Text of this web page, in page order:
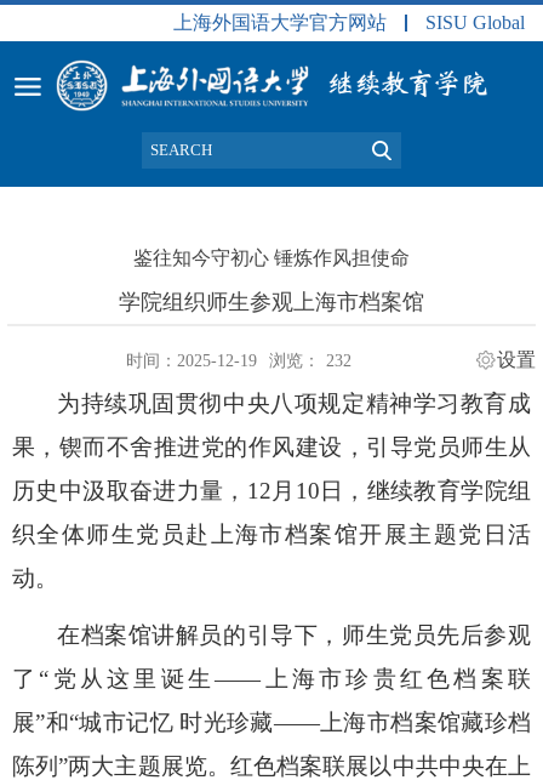
上海外国语大学官方网站 SISU Global
鉴往知今守初心 锤炼作风担使命
学院组织师生参观上海市档案馆
时间：2025-12-19 浏览： 232 设置
为持续巩固贯彻中央八项规定精神学习教育成
果，锲而不舍推进党的作风建设，引导党员师生从
历史中汲取奋进力量， 12 月 10 日，继续教育学院组
织全体师生党员赴上海市档案馆开展主题党日活
动。
在档案馆讲解员的引导下，师生党员先后参观
了 “ 党从这里诞生——上海市珍贵红色档案联
展”和“城市记忆 时光珍藏——上海市档案馆藏珍档
陈列”两大主题展览。红色档案联展以中共中央在上